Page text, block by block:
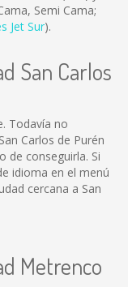
Semi Cama;
Jet Sur).
San Carlos
Todavía no
Carlos de Purén
de conseguirla. Si
idioma en el menú
cercana a San
Metrenco